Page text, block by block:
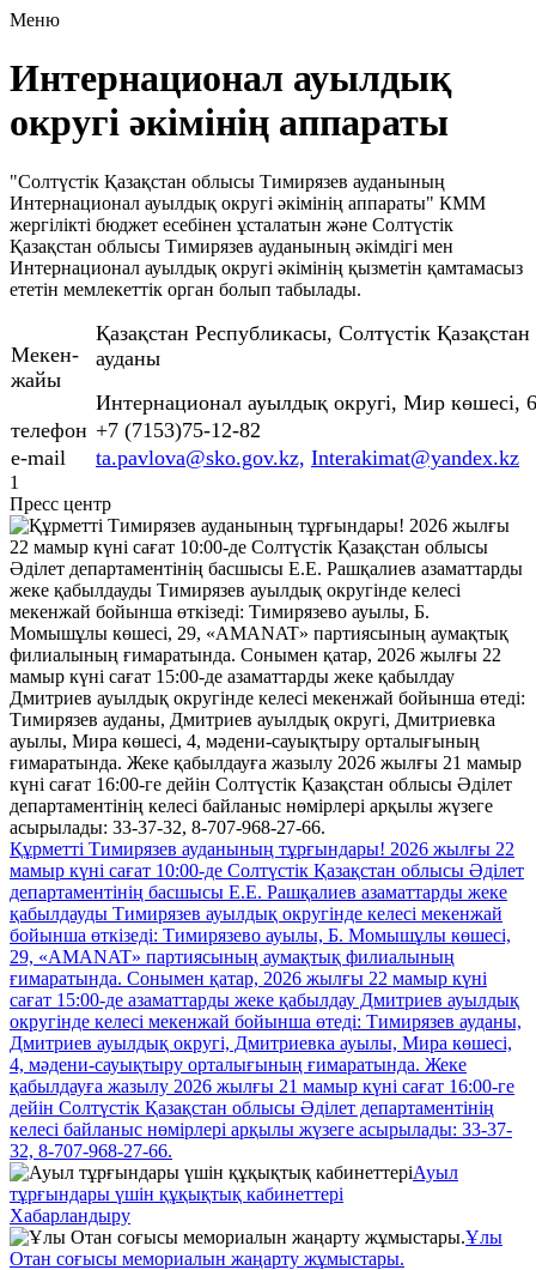
Меню
Интернационал ауылдық
округі әкімінің аппараты
"Солтүстік Қазақстан облысы Тимирязев ауданының
Интернационал ауылдық округі әкімінің аппараты" КММ
жергілікті бюджет есебінен ұсталатын және Солтүстік
Қазақстан облысы Тимирязев ауданының әкімдігі мен
Интернационал ауылдық округі әкімінің қызметін қамтамасыз
ететін мемлекеттік орган болып табылады.
Мекен-
жайы
Қазақстан Республикасы, Солтүстік
ауданы
Интернационал ауылдық округі, Мир көшесі,
телефон +7 (7153)75-12-82
e-mail
ta.pavlova@sko.gov.kz, Interakimat@yandex.kz
1
Пресс центр
Құрметті Тимирязев ауданының тұрғындары! 2026 жылғы 22
мамыр күні сағат 10:00-де Солтүстік Қазақстан облысы Әділет
департаментінің басшысы Е.Е. Рашқалиев азаматтарды жеке
қабылдауды Тимирязев ауылдық округінде келесі мекенжай
бойынша өткізеді: Тимирязево ауылы, Б. Момышұлы көшесі,
29, «AMANAT» партиясының аумақтық филиалының
ғимаратында. Сонымен қатар, 2026 жылғы 22 мамыр күні
сағат 15:00-де азаматтарды жеке қабылдау Дмитриев ауылдық
округінде келесі мекенжай бойынша өтеді: Тимирязев ауданы,
Дмитриев ауылдық округі, Дмитриевка ауылы, Мира көшесі,
4, мәдени-сауықтыру орталығының ғимаратында. Жеке
қабылдауға жазылу 2026 жылғы 21 мамыр күні сағат 16:00-ге
дейін Солтүстік Қазақстан облысы Әділет департаментінің
келесі байланыс нөмірлері арқылы жүзеге асырылады: 33-37-
32, 8-707-968-27-66.
Ауыл
тұрғындары үшін құқықтық кабинеттері
Хабарландыру
Ұлы
Отан соғысы мемориалын жаңарту жұмыстары.